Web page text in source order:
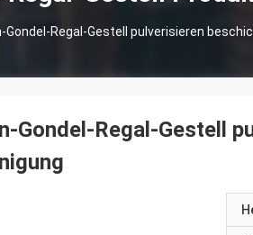
Gondel-Regal-Gestell pulverisieren
Gondel-Regal-Gestell